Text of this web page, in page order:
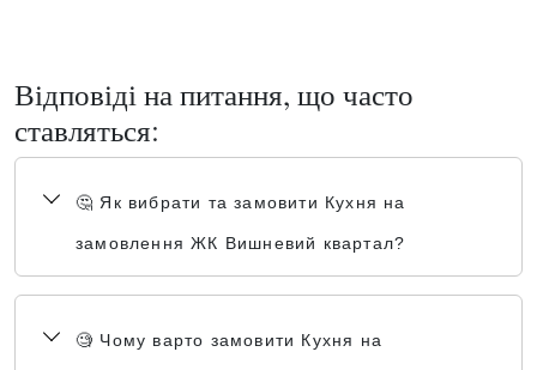
Відповіді на питання, що часто
ставляться:
🤔 Як вибрати та замовити Кухня на
замовлення ЖК Вишневий квартал?
🧐 Чому варто замовити Кухня на